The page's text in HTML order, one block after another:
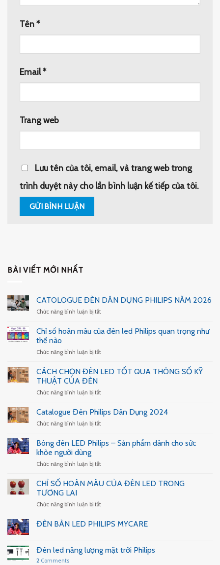
Tên*
Email*
Trang web
Lưu tên của tôi, email, và trang web trong
trình duyệt này cho lần bình luận kế tiếp của tôi.
BÀI VIẾT MỚI NHẤT
CATOLOGUE ĐÈN DÂN DỤNG PHILIPS NĂM 2026
Chức năng bình luận bị tắtở
ĐÈN
DÂN
PHILIPS
2026
Chỉ số hoàn màu của đèn led Philips quan trọng như
thế nào
Chức năng bình luận bị tắtở
số
của
led
Philips
quan
như
CÁCH CHỌN ĐÈN LED TỐT QUA THÔNG SỐ KỸ
THUẬT CỦA ĐÈN
Chức năng bình luận bị tắtở
CHỌN
ĐÈN
LED
QUA
KỸ
CỦA
Catalogue Đèn Philips Dân Dụng 2024
Chức năng bình luận bị tắtở
Đèn
Philips
Dụng
Bóng đèn LED Philips – Sản phẩm dành cho sức
khỏe người dùng
Chức năng bình luận bị tắtở
đèn
–
phẩm
sức
khỏe
CHỈ SỐ HOÀN MÀU CỦA ĐÈN LED TRONG
TƯƠNG LAI
Chức năng bình luận bị tắtở
SỐ
ĐÈN
ĐÈN BÀN LED PHILIPS MYCARE
Đèn led năng lượng mặt trời Philips
2 Comments